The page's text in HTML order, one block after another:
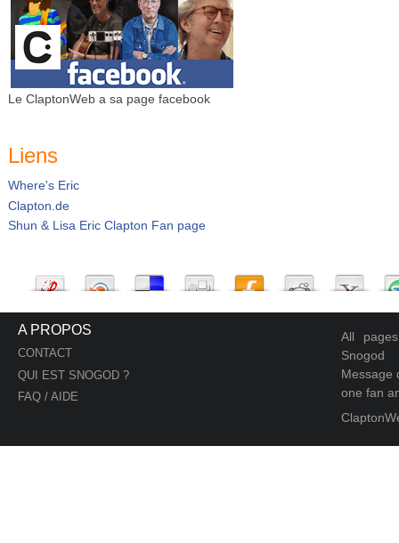
Le ClaptonWeb a sa page facebook
Liens
Where's Eric
Clapton.de
Shun & Lisa Eric Clapton Fan page
A PROPOS
CONTACT
QUI EST SNOGOD ?
FAQ / AIDE
All
Snogod
Message
one fan